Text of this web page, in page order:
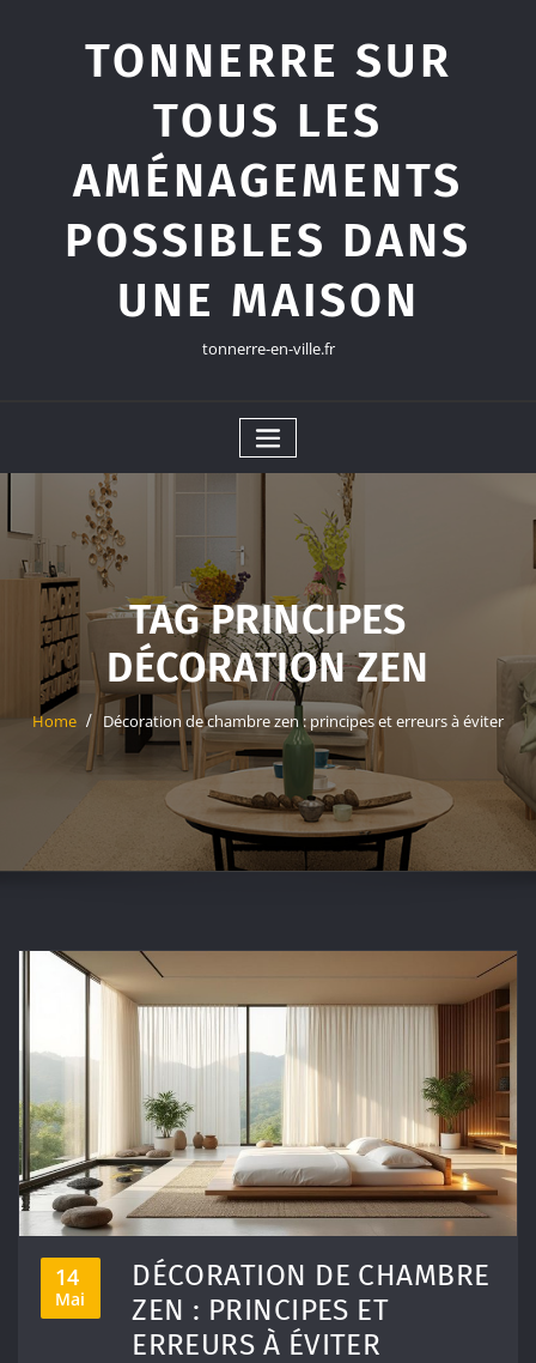
TONNERRE SUR
TOUS LES
AMÉNAGEMENTS
POSSIBLES DANS
UNE MAISON
tonnerre-en-ville.fr
TAG PRINCIPES
DÉCORATION ZEN
Home Décoration de chambre zen : principes et erreurs à éviter
14
Mai
DÉCORATION DE CHAMBRE
ZEN : PRINCIPES ET
ERREURS À ÉVITER